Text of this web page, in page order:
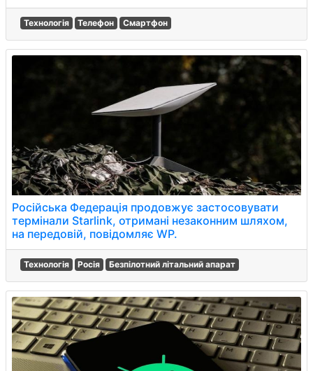
Технологія Телефон Смартфон
Російська Федерація продовжує застосовувати
термінали Starlink, отримані незаконним шляхом,
на передовій, повідомляє WP.
Технологія Росія Безпілотний літальний апарат